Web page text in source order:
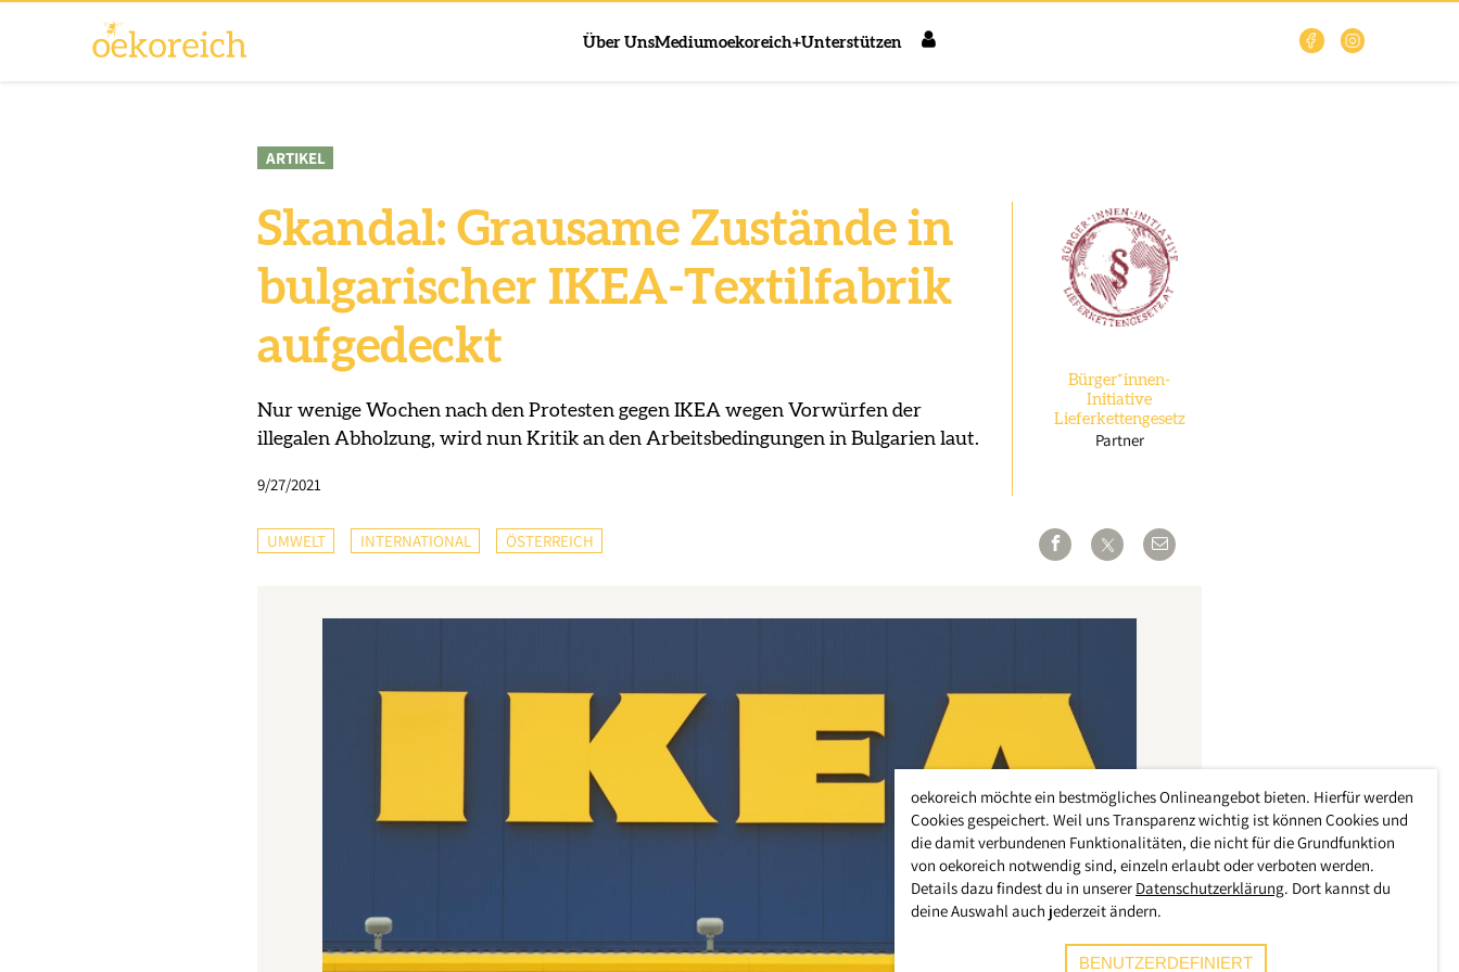
Über UnsMediumoekoreich+Unterstützen
ARTIKEL
Skandal: Grausame Zustände in
bulgarischer IKEA-Textilfabrik
aufgedeckt
Nur wenige Wochen nach den Protesten gegen IKEA wegen Vorwürfen der
illegalen Abholzung, wird nun Kritik an den Arbeitsbedingungen in Bulgarien laut.
9/27/2021
Bürger*innen-
Initiative
Lieferkettengesetz
Partner
UMWELT INTERNATIONAL ÖSTERREICH
oekoreich möchte ein bestmögliches Onlineangebot bieten. Hierfür werden
Cookies gespeichert. Weil uns Transparenz wichtig ist können Cookies und
die damit verbundenen Funktionalitäten, die nicht für die Grundfunktion
von oekoreich notwendig sind, einzeln erlaubt oder verboten werden.
Details dazu findest du in unserer Datenschutzerklärung. Dort kannst du
deine Auswahl auch jederzeit ändern.
BENUTZERDEFINIERT